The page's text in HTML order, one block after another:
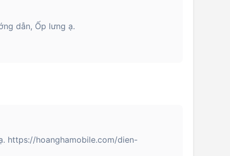
dẫn, Ốp lưng ạ.
https://hoanghamobile.com/dien-